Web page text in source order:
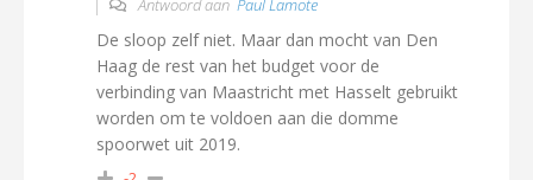
Antwoord aan Paul Lamote
De sloop zelf niet. Maar dan mocht van Den
Haag de rest van het budget voor de
verbinding van Maastricht met Hasselt gebruikt
worden om te voldoen aan die domme
spoorwet uit 2019.